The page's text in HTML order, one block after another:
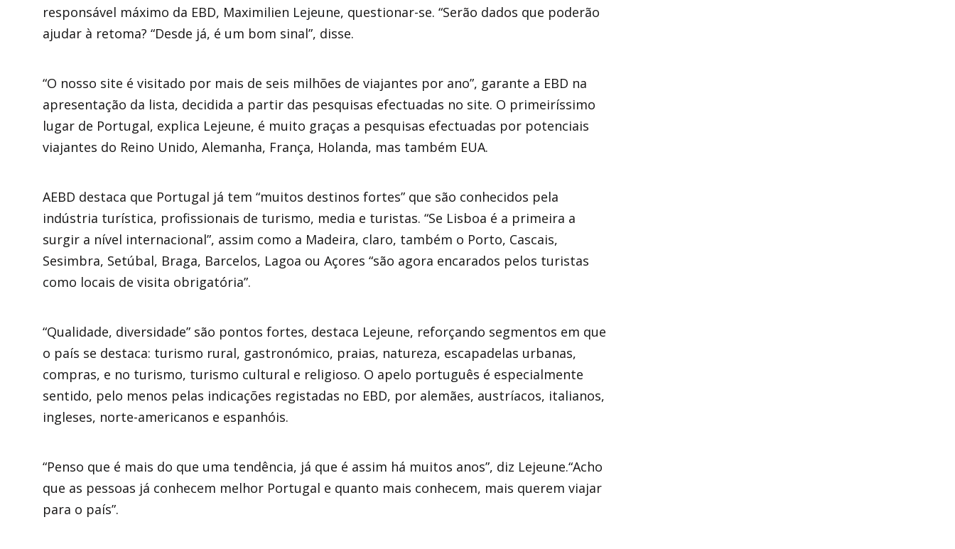
responsável máximo da EBD, Maximilien Lejeune, questionar-se. “Serão dados que poderão
ajudar à retoma? “Desde já, é um bom sinal”, disse.
“O nosso site é visitado por mais de seis milhões de viajantes por ano”, garante a EBD na
apresentação da lista, decidida a partir das pesquisas efectuadas no site. O primeiríssimo
lugar de Portugal, explica Lejeune, é muito graças a pesquisas efectuadas por potenciais
viajantes do Reino Unido, Alemanha, França, Holanda, mas também EUA.
AEBD destaca que Portugal já tem “muitos destinos fortes” que são conhecidos pela
indústria turística, profissionais de turismo, media e turistas. “Se Lisboa é a primeira a
surgir a nível internacional”, assim como a Madeira, claro, também o Porto, Cascais,
Sesimbra, Setúbal, Braga, Barcelos, Lagoa ou Açores “são agora encarados pelos turistas
como locais de visita obrigatória”.
“Qualidade, diversidade” são pontos fortes, destaca Lejeune, reforçando segmentos em que
o país se destaca: turismo rural, gastronómico, praias, natureza, escapadelas urbanas,
compras, e no turismo, turismo cultural e religioso. O apelo português é especialmente
sentido, pelo menos pelas indicações registadas no EBD, por alemães, austríacos, italianos,
ingleses, norte-americanos e espanhóis.
“Penso que é mais do que uma tendência, já que é assim há muitos anos”, diz Lejeune.“Acho
que as pessoas já conhecem melhor Portugal e quanto mais conhecem, mais querem viajar
para o país”.